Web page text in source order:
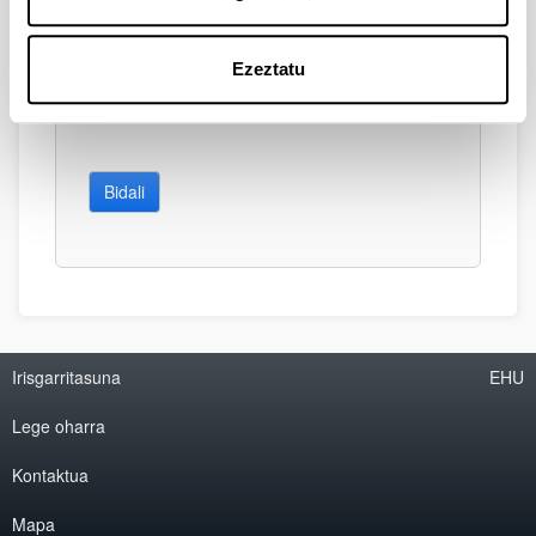
Ezeztatu
Bidali
Irisgarritasuna
Lege oharra
Kontaktua
Mapa
EHU